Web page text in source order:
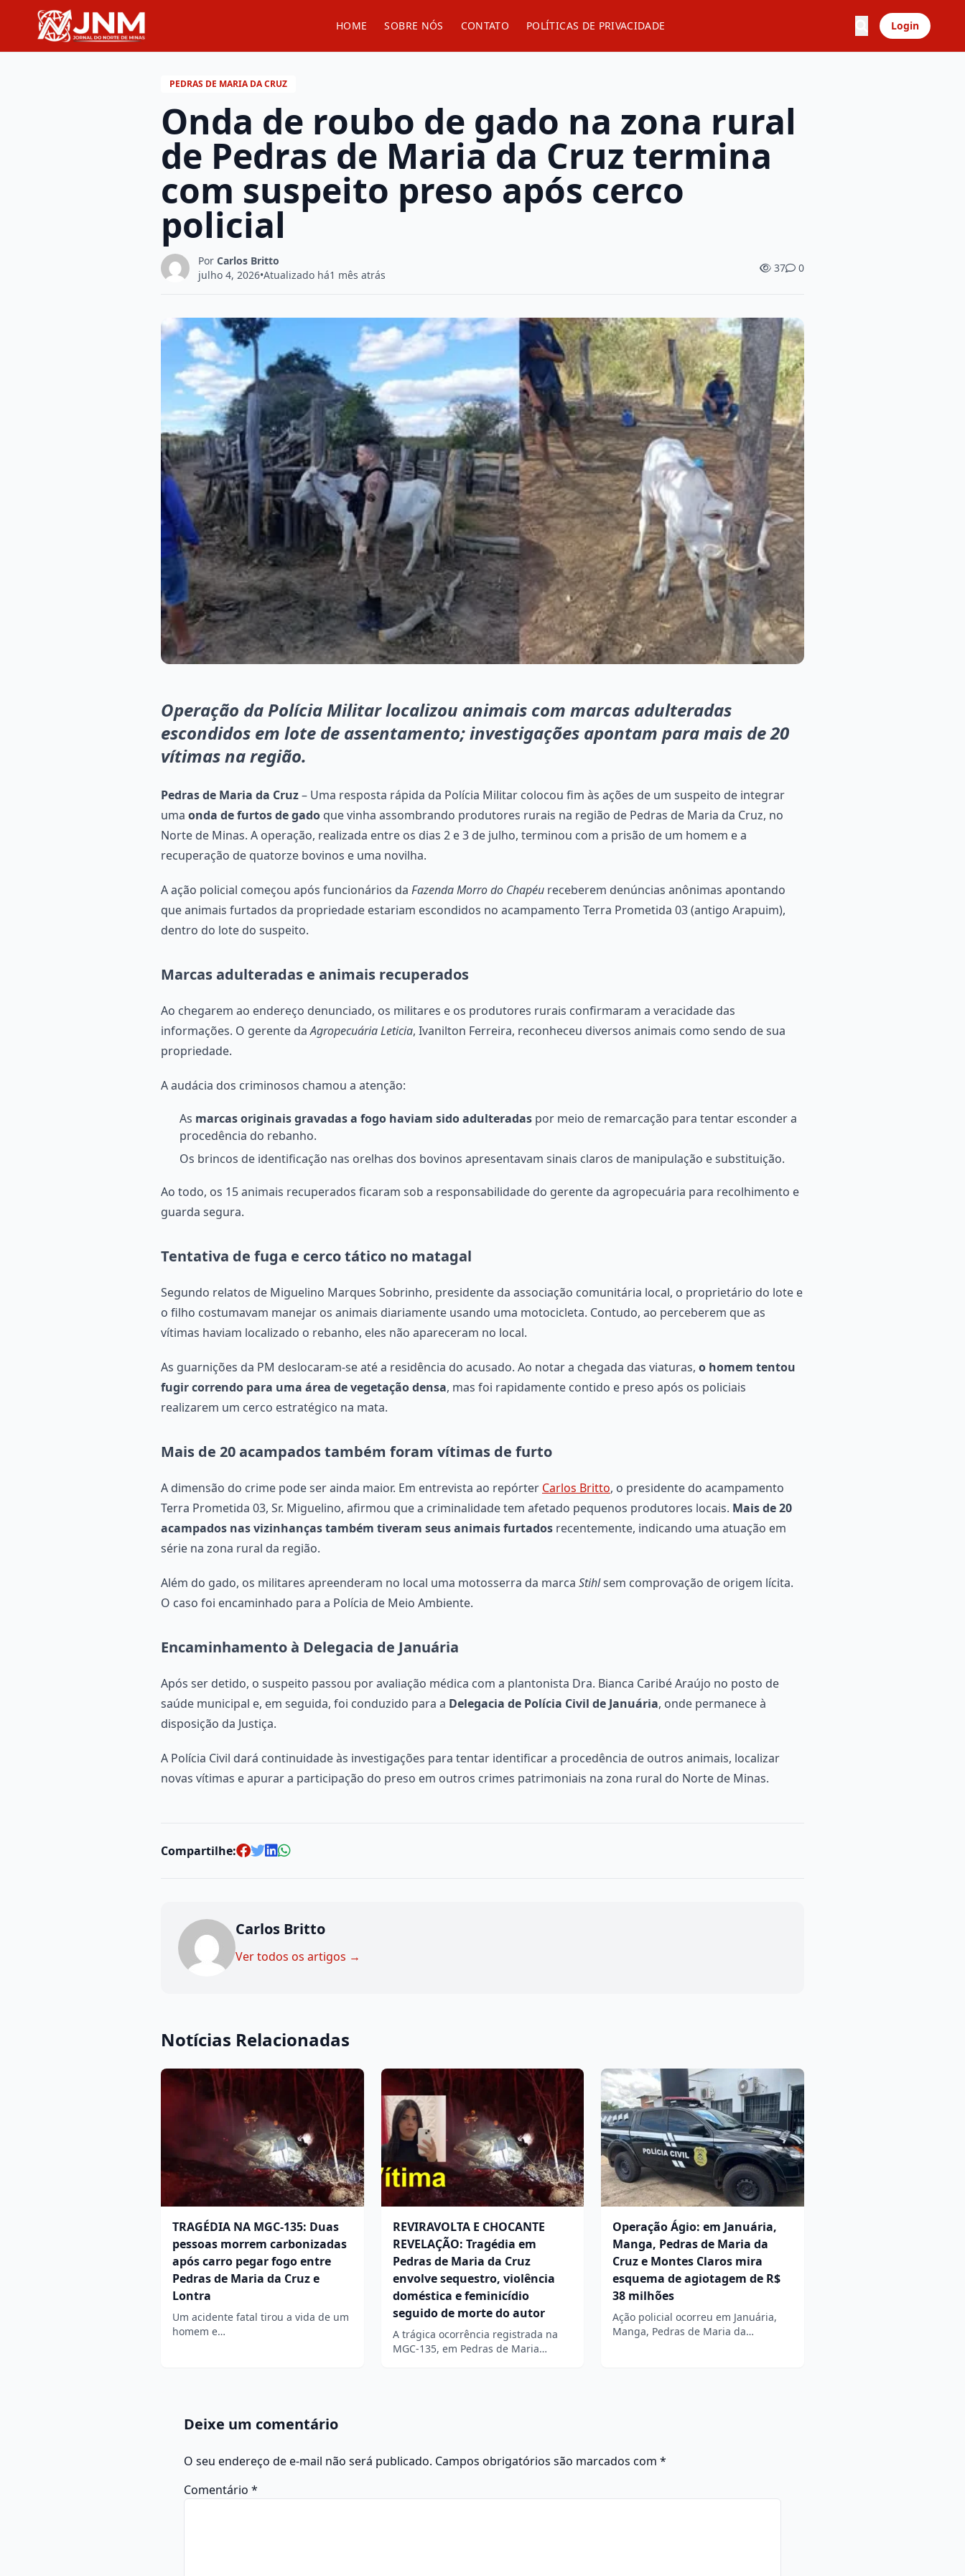
HOME SOBRE NÓS CONTATO POLÍTICAS DE PRIVACIDADE Login
PEDRAS DE MARIA DA CRUZ
Onda de roubo de gado na zona rural
de Pedras de Maria da Cruz termina
com suspeito preso após cerco
policial
Por Carlos Britto
julho 4, 2026•Atualizado há1 mês atrás
37 0
Operação da Polícia Militar localizou animais com marcas adulteradas
escondidos em lote de assentamento; investigações apontam para mais de 20
vítimas na região.
Pedras de Maria da Cruz– Uma resposta rápida da Polícia Militar colocou fim às ações de um suspeito de integrar
uma onda de furtos de gado que vinha assombrando produtores rurais na região de Pedras de Maria da Cruz, no
Norte de Minas. A operação, realizada entre os dias 2 e 3 de julho, terminou com a prisão de um homem e a
recuperação de quatorze bovinos e uma novilha.
A ação policial começou após funcionários da Fazenda Morro do Chapéu receberem denúncias anônimas apontando
que animais furtados da propriedade estariam escondidos no acampamento Terra Prometida 03 (antigo Arapuim),
dentro do lote do suspeito.
Marcas adulteradas e animais recuperados
Ao chegarem ao endereço denunciado, os militares e os produtores rurais confirmaram a veracidade das
informações. O gerente daAgropecuária Leticia, Ivanilton Ferreira, reconheceu diversos animais como sendo de sua
propriedade.
A audácia dos criminosos chamou a atenção:
As marcas originais gravadas a fogo haviam sido adulteradas por meio de remarcação para tentar esconder a
procedência do rebanho.
Os brincos de identificação nas orelhas dos bovinos apresentavam sinais claros de manipulação e substituição.
Ao todo, os 15 animais recuperados ficaram sob a responsabilidade do gerente da agropecuária para recolhimento e
guarda segura.
Tentativa de fuga e cerco tático no matagal
Segundo relatos de Miguelino Marques Sobrinho, presidente da associação comunitária local, o proprietário do lote e
o filho costumavam manejar os animais diariamente usando uma motocicleta. Contudo, ao perceberem que as
vítimas haviam localizado o rebanho, eles não apareceram no local.
As guarnições da PM deslocaram-se até a residência do acusado. Ao notar a chegada das viaturas, o homem tentou
fugir correndo para uma área de vegetação densa, mas foi rapidamente contido e preso após os policiais
realizarem um cerco estratégico na mata.
Mais de 20 acampados também foram vítimas de furto
A dimensão do crime pode ser ainda maior. Em entrevista ao repórter Carlos Britto, o presidente do acampamento
Terra Prometida 03, Sr. Miguelino, afirmou que a criminalidade tem afetado pequenos produtores locais. Mais de 20
acampados nas vizinhanças também tiveram seus animais furtados recentemente, indicando uma atuação em
série na zona rural da região.
Além do gado, os militares apreenderam no local uma motosserra da marca Stihlsem comprovação de origem lícita.
O caso foi encaminhado para a Polícia de Meio Ambiente.
Encaminhamento à Delegacia de Januária
Após ser detido, o suspeito passou por avaliação médica com a plantonista Dra. Bianca Caribé Araújo no posto de
saúde municipal e, em seguida, foi conduzido para a Delegacia de Polícia Civil de Januária, onde permanece à
disposição da Justiça.
A Polícia Civil dará continuidade às investigações para tentar identificar a procedência de outros animais, localizar
novas vítimas e apurar a participação do preso em outros crimes patrimoniais na zona rural do Norte de Minas.
Compartilhe:
Carlos Britto
Ver todos os artigos →
Notícias Relacionadas
TRAGÉDIA NA MGC-135: Duas
pessoas morrem carbonizadas
após carro pegar fogo entre
Pedras de Maria da Cruz e
Lontra
Um acidente fatal tirou a vida de um
homem e…
REVIRAVOLTA E CHOCANTE
REVELAÇÃO: Tragédia em
Pedras de Maria da Cruz
envolve sequestro, violência
doméstica e feminicídio
seguido de morte do autor
A trágica ocorrência registrada na
MGC-135, em Pedras de Maria…
Operação Ágio: em Januária,
Manga, Pedras de Maria da
Cruz e Montes Claros mira
esquema de agiotagem de R$
38 milhões
Ação policial ocorreu em Januária,
Manga, Pedras de Maria da…
Deixe um comentário
O seu endereço de e-mail não será publicado. Campos obrigatórios são marcados com *
Comentário *